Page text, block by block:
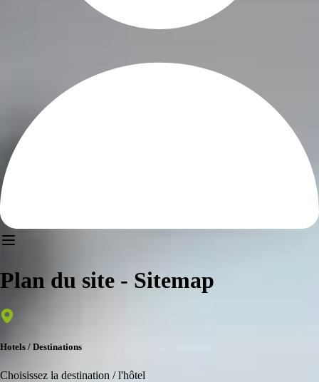
Plan du site - Sitemap
Hotels / Destinations
Choisissez la destination / l'hôtel